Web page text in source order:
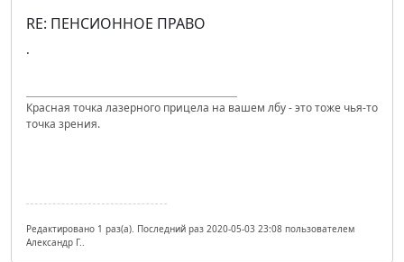
RE: ПЕНСИОННОЕ ПРАВО
.
Красная точка лазерного прицела на вашем лбу - это тоже чья-то
точка зрения.
Редактировано 1 раз(а). Последний раз 2020-05-03 23:08 пользователем
Александр Г..